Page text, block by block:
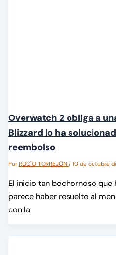
Overwatch 2 obliga a
Blizzard lo ha
reembolso
PorROCÍO TORREJÓN/10 de octubre
El inicio tan bochornoso que
parece haber resuelto al
con la